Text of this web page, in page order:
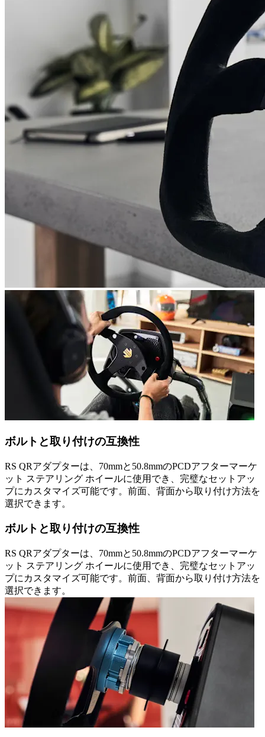
ボルトと取り付けの互換性
RS QRアダプターは、70mmと50.8mmのPCDアフターマーケ
ット ステアリング ホイールに使用でき、完璧なセットアッ
プにカスタマイズ可能です。前面、背面から取り付け方法を
選択できます。
ボルトと取り付けの互換性
RS QRアダプターは、70mmと50.8mmのPCDアフターマーケ
ット ステアリング ホイールに使用でき、完璧なセットアッ
プにカスタマイズ可能です。前面、背面から取り付け方法を
選択できます。